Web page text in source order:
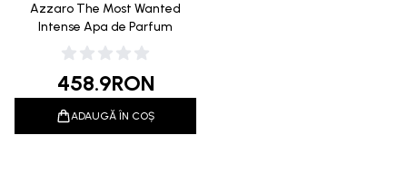
Azzaro The Most Wanted
Intense Apa de Parfum
458.9RON
ADAUGĂ ÎN COȘ